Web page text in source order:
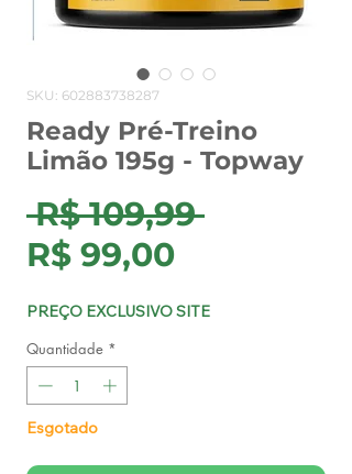
SKU: 602883738287
Ready Pré-Treino
Limão 195g - Topway
R$ 109,99 Preço
R$ 99,00Preço
PREÇO EXCLUSIVO SITE
Quantidade *
Esgotado